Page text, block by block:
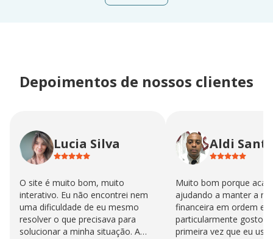
Depoimentos de nossos clientes
Lucia Silva
O site é muito bom, muito
interativo. Eu não encontrei nem
uma dificuldade de eu mesmo
resolver o que precisava para
solucionar a minha situação. A
Aldi
Muito bom porque
ajudando a manter a
financeira em ordem eu
particularmente gosto
primeira vez que eu uso